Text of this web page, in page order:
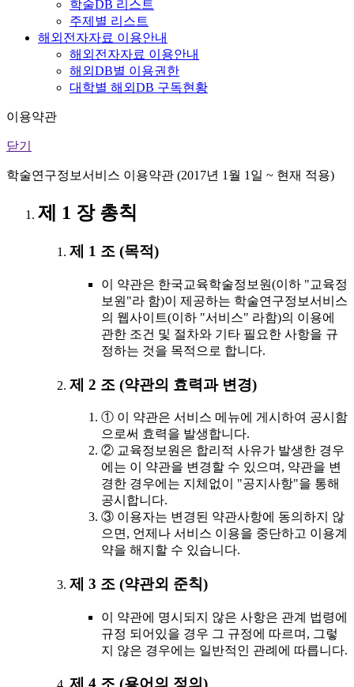
학술DB 리스트
주제별 리스트
해외전자자료 이용안내
해외전자자료 이용안내
해외DB별 이용권한
대학별 해외DB 구독현황
이용약관
닫기
학술연구정보서비스 이용약관 (2017년 1월 1일 ~ 현재 적용)
제 1 장 총칙
제 1 조 (목적)
이 약관은 한국교육학술정보원(이하 "교육정
보원"라 함)이 제공하는 학술연구정보서비스
의 웹사이트(이하 "서비스" 라함)의 이용에
관한 조건 및 절차와 기타 필요한 사항을 규
정하는 것을 목적으로 합니다.
제 2 조 (약관의 효력과 변경)
① 이 약관은 서비스 메뉴에 게시하여 공시함
으로써 효력을 발생합니다.
② 교육정보원은 합리적 사유가 발생한 경우
에는 이 약관을 변경할 수 있으며, 약관을 변
경한 경우에는 지체없이 "공지사항"을 통해
공시합니다.
③ 이용자는 변경된 약관사항에 동의하지 않
으면, 언제나 서비스 이용을 중단하고 이용계
약을 해지할 수 있습니다.
제 3 조 (약관외 준칙)
이 약관에 명시되지 않은 사항은 관계 법령에
규정 되어있을 경우 그 규정에 따르며, 그렇
지 않은 경우에는 일반적인 관례에 따릅니다.